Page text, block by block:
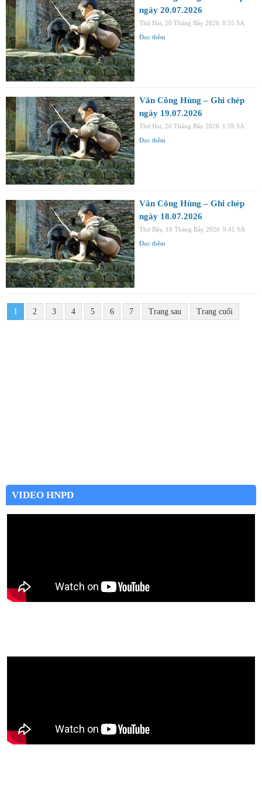
ngày 20.07.2026
Thứ Hai, 20 Tháng Bảy 2026 8:55 SA
Đọc thêm
Văn Công Hùng – Ghi chép
ngày 19.07.2026
Thứ Hai, 20 Tháng Bảy 2026 1:59 SA
Đọc thêm
Văn Công Hùng – Ghi chép
ngày 18.07.2026
Thứ Bảy, 18 Tháng Bảy 2026 9:41 SA
Đọc thêm
1 2 3 4 5 6 7 Trang sau Trang cuối
VIDEO HNPD